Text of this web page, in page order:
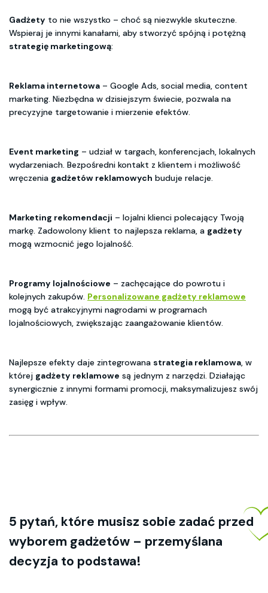
Gadżety to nie wszystko – choć są niezwykle skuteczne.
Wspieraj je innymi kanałami, aby stworzyć spójną i potężną
strategię marketingową:
Reklama internetowa – Google Ads, social media, content
marketing. Niezbędna w dzisiejszym świecie, pozwala na
precyzyjne targetowanie i mierzenie efektów.
Event marketing – udział w targach, konferencjach, lokalnych
wydarzeniach. Bezpośredni kontakt z klientem i możliwość
wręczenia gadżetów reklamowych buduje relacje.
Marketing rekomendacji – lojalni klienci polecający Twoją
markę. Zadowolony klient to najlepsza reklama, a gadżety
mogą wzmocnić jego lojalność.
Programy lojalnościowe – zachęcające do powrotu i
kolejnych zakupów. Personalizowane gadżety reklamowe
mogą być atrakcyjnymi nagrodami w programach
lojalnościowych, zwiększając zaangażowanie klientów.
Najlepsze efekty daje zintegrowana strategia reklamowa, w
której gadżety reklamowe są jednym z narzędzi. Działając
synergicznie z innymi formami promocji, maksymalizujesz swój
zasięg i wpływ.
5 pytań, które musisz sobie zadać przed
wyborem gadżetów – przemyślana
decyzja to podstawa!